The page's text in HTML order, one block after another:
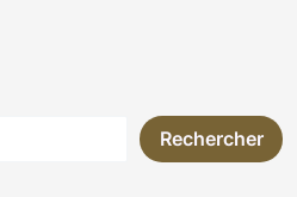
Rechercher